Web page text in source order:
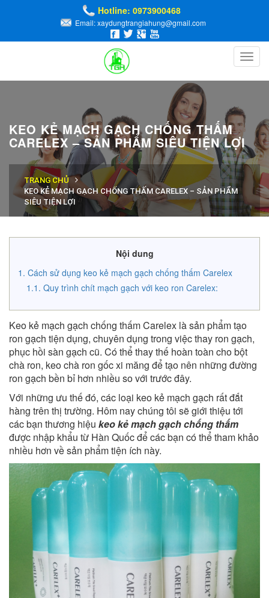
Hotline: 0973900468
Email: xaydungtrangiahung@gmail.com
KEO KẺ MẠCH GẠCH CHỐNG THẤM
CARELEX – SẢN PHẨM SIÊU TIỆN LỢI
TRANG CHỦ
KEO KẺ MẠCH GẠCH CHỐNG THẤM CARELEX – SẢN PHẨM
SIÊU TIỆN LỢI
Nội dung
Cách sử dụng keo kẻ mạch gạch chống thấm Carelex
Quy trình chít mạch gạch với keo ron Carelex:
Keo kẻ mạch gạch chống thấm Carelex là sản phẩm tạo
ron gạch tiện dụng, chuyên dụng trong việc thay ron gạch,
phục hồi sàn gạch cũ. Có thể thay thế hoàn toàn cho bột
chà ron, keo chà ron gốc xi măng để tạo nên những đường
ron gạch bền bỉ hơn nhiều so với trước đây.
Với những ưu thế đó, các loại keo kẻ mạch gạch rất đắt
hàng trên thị trường. Hôm nay chúng tôi sẽ giới thiệu tới
các bạn thương hiệu keo kẻ mạch gạch chống thấm
được nhập khẩu từ Hàn Quốc để các bạn có thể tham khảo
nhiều hơn về sản phẩm tiện ích này.